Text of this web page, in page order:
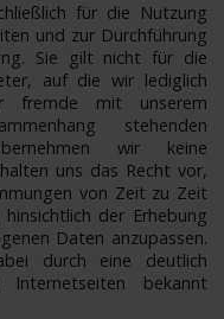
für die Nutzung
und zur Durchführung
Sie gilt nicht für die
auf die wir lediglich
fremde mit unserem
stehenden
wir keine
uns das Recht vor,
von Zeit zu Zeit
der Erhebung
Daten anzupassen.
durch eine deutlich
bekannt